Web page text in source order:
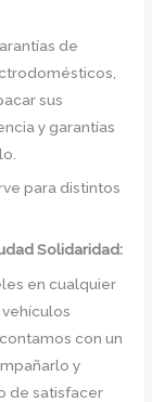
de
sus
y garantías
para distintos
Solidaridad:
en cualquier
con un
y
de satisfacer